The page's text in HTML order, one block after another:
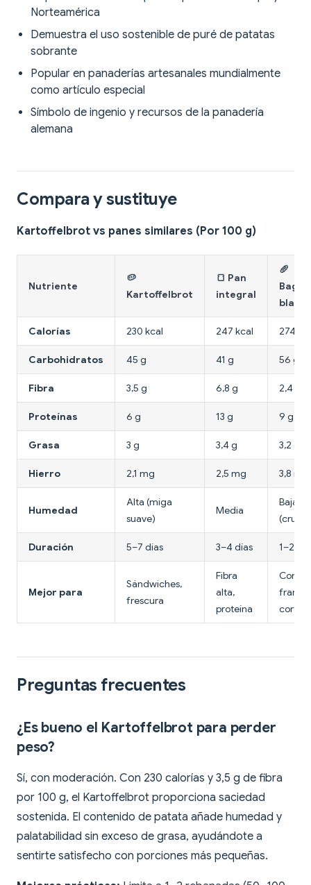
Norteamérica
Demuestra el uso sostenible de puré de patatas
sobrante
Popular en panaderías artesanales mundialmente
como artículo especial
Símbolo de ingenio y recursos de la panadería
alemana
Compara y sustituye
Kartoffelbrot vs panes similares (Por 100 g)
Nutriente
🥔
Kartoffelbrot
🍞 Pan
integral
🥖
Calorías 230 kcal 247 kcal 274
Carbohidratos 45 g 41 g 56 g
Fibra 3,5 g 6,8 g 2,4 g
Proteínas 6 g 13 g 9 g
Grasa 3 g 3,4 g 3,2 g
Hierro 2,1 mg 2,5 mg 3,8 mg
Humedad
Alta (miga
suave)
Media
Baja
Duración 5–7 días 3–4 días 1–2
Mejor para
Sándwiches,
frescura
Fibra
alta,
proteína
Preguntas frecuentes
¿Es bueno el Kartoffelbrot para perder
peso?
Sí, con moderación. Con 230 calorías y 3,5 g de fibra
por 100 g, el Kartoffelbrot proporciona saciedad
sostenida. El contenido de patata añade humedad y
palatabilidad sin exceso de grasa, ayudándote a
sentirte satisfecho con porciones más pequeñas.